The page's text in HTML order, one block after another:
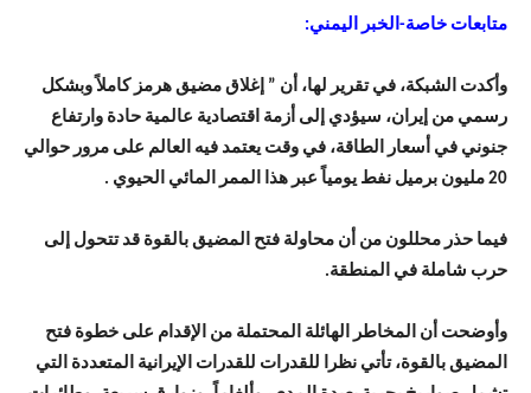
متابعات خاصة-الخبر اليمني:
وأكدت الشبكة، في تقرير لها، أن ” إغلاق مضيق هرمز كاملاً وبشكل
رسمي من إيران، سيؤدي إلى أزمة اقتصادية عالمية حادة وارتفاع
جنوني في أسعار الطاقة، في وقت يعتمد فيه العالم على مرور حوالي
20 مليون برميل نفط يومياً عبر هذا الممر المائي الحيوي .
فيما حذر محللون من أن محاولة فتح المضيق بالقوة قد تتحول إلى
حرب شاملة في المنطقة.
وأوضحت أن المخاطر الهائلة المحتملة من الإقدام على خطوة فتح
المضيق بالقوة، تأتي نظرا للقدرات للقدرات الإيرانية المتعددة التي